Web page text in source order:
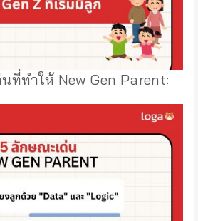
ทำให้ New Gen Parent: